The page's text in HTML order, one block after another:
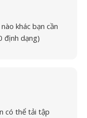
khác bạn cần
định dạng)
có thể tải tập